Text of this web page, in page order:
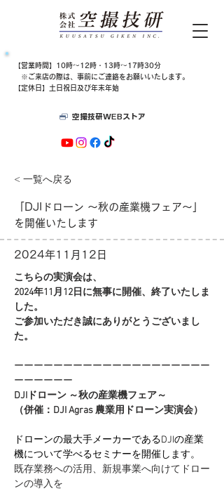
空撮技研WEBストア
​【営業時間】10時～12時・13時～17時30分
​​ ※ご来店の際は、​事前にご連絡をお願いいたします。
【定休日】土日祝日及び年末年始
< 一覧へ戻る
「DJIドローン ～秋の産業機フェア～」
を開催いたします
2024年11月12日
こちらの実演会は、
2024年11月12日に無事に開催、終了いたしま
した。
ご参加いただき誠にありがとうございまし
た。
ーーーーーーーーーーーーーーーーーーーー
ーーーーーー
DJIドローン ～秋の産業機フェア～
（併催：DJI Agras 農業用ドローン実演会）
ドローンの最大手メーカーであるDJIの産業
機について学べるセミナーを開催します。
既存業務への活用、新規事業へ向けてドロー
ンの導入を